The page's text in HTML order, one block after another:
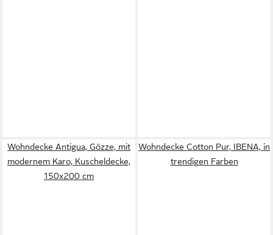
Wohndecke Antigua, Gözze, mit
modernem Karo, Kuscheldecke,
150x200 cm
Wohndecke Cotton Pur, IBENA, in
trendigen Farben